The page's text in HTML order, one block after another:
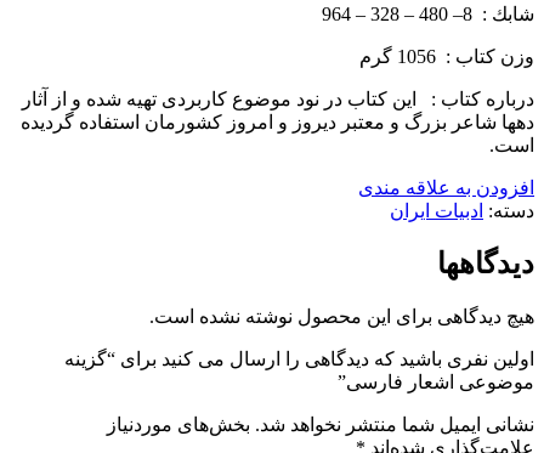
شابك : 8– 480 – 328 – 964
وزن كتاب : 1056 گرم
درباره كتاب : این کتاب در نود موضوع کاربردی تهیه شده و از آثار
ده­ها شاعر بزرگ و معتبر دیروز و امروز کشورمان استفاده گردیده
است.
افزودن به علاقه مندی
دسته: ادبیات ایران
دیدگاهها
هیچ دیدگاهی برای این محصول نوشته نشده است.
اولین نفری باشید که دیدگاهی را ارسال می کنید برای “گزینه
موضوعی اشعار فارسی”
نشانی ایمیل شما منتشر نخواهد شد. بخش‌های موردنیاز
علامت‌گذاری شده‌اند *